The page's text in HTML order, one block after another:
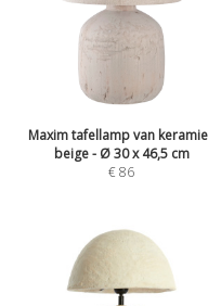
Maxim tafellamp van
beige - Ø 30 x 46,5 cm
€86